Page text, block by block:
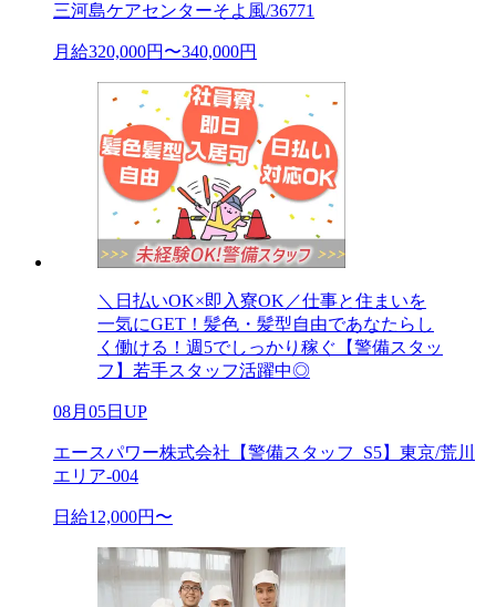
三河島ケアセンターそよ風/36771
月給320,000円〜340,000円
＼日払いOK×即入寮OK／仕事と住まいを
一気にGET！髪色・髪型自由であなたらし
く働ける！週5でしっかり稼ぐ【警備スタッ
フ】若手スタッフ活躍中◎
08月05日UP
エースパワー株式会社【警備スタッフ_S5】東京/荒川
エリア-004
日給12,000円〜